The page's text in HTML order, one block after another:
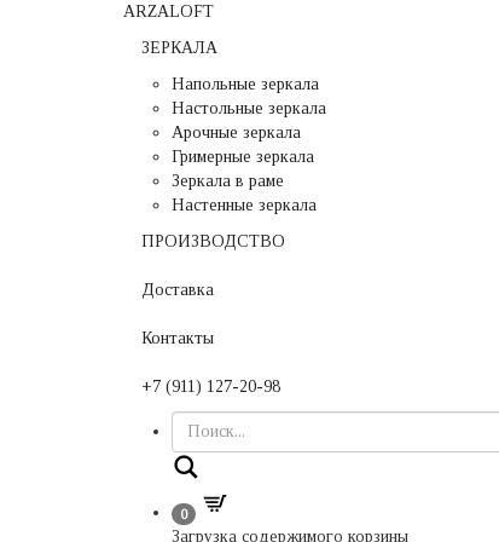
ARZALOFT
ЗЕРКАЛА
Напольные зеркала
Настольные зеркала
Арочные зеркала
Гримерные зеркала
Зеркала в раме
Настенные зеркала
ПРОИЗВОДСТВО
Доставка
Контакты
+7 (911) 127-20-98
0
Загрузка содержимого корзины